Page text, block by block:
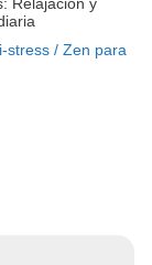
Relajación y
stress / Zen para